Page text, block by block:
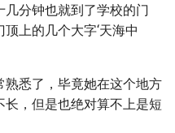
分钟也就到了学校的门
上的几个大字‘天海中
悉了，毕竟她在这个地方
，但是也绝对算不上是短